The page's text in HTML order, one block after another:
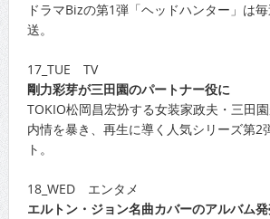
ドラマBizの第1弾「ヘッドハンター」は
送。
17_TUE TV
剛力彩芽が三田園のパートナー役に
TOKIO松岡昌宏扮する女装家政夫・三田
内情を暴き、再生に導く人気シリーズ第2
ト。
18_WED エンタメ
エルトン・ジョン名曲カバーのアルバム